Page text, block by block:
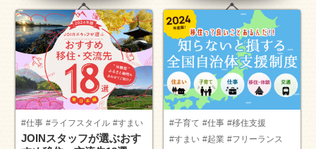
#仕事 #ライフスタイル #すまい
JOINスタッフが選ぶおす
#子育て #仕事 #移住支援
#すまい #起業 #フリーランス